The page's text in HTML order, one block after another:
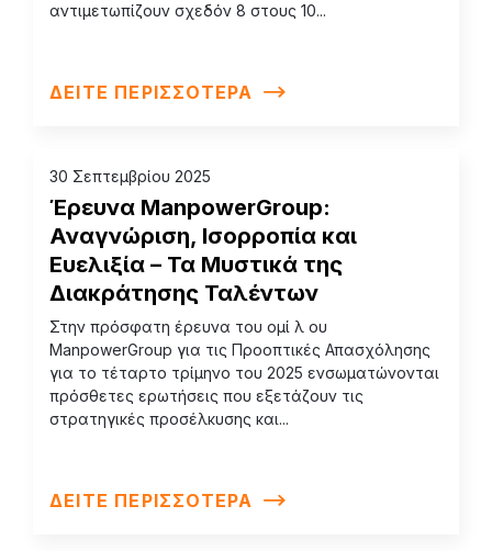
αντιμετωπίζουν σχεδόν 8 στους 10...
ΔΕΙΤΕ ΠΕΡΙΣΣΟΤΕΡΑ
30 Σεπτεμβρίου 2025
Έρευνα ManpowerGroup:
Αναγνώριση, Ισορροπία και
Ευελιξία – Τα Μυστικά της
Διακράτησης Ταλέντων
Στην πρόσφατη έρευνα του ομί λ ου
ManpowerGroup για τις Προοπτικές Απασχόλησης
για το τέταρτο τρίμηνο του 2025 ενσωματώνονται
πρόσθετες ερωτήσεις που εξετάζουν τις
στρατηγικές προσέλκυσης και...
ΔΕΙΤΕ ΠΕΡΙΣΣΟΤΕΡΑ